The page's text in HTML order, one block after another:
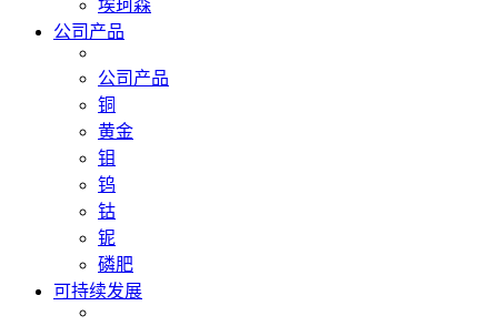
埃珂森
公司产品
公司产品
铜
黄金
钼
钨
钴
铌
磷肥
可持续发展